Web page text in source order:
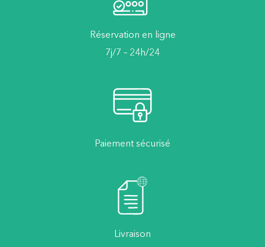
Réservation en ligne
7j/7 – 24h/24
Paiement sécurisé
Livraison